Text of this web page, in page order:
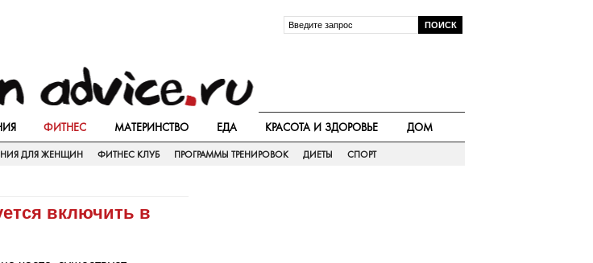
ФИТНЕС МАТЕРИНСТВО ЕДА КРАСОТА И ЗДОРОВЬЕ ДОМ
ДЛЯ ЖЕНЩИН ФИТНЕС КЛУБ ПРОГРАММЫ ТРЕНИРОВОК ДИЕТЫ СПОРТ
включить в